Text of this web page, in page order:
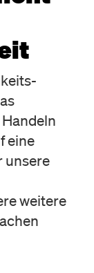
eine
unsere
weitere